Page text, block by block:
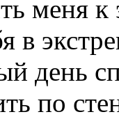
меня к
в
день
по